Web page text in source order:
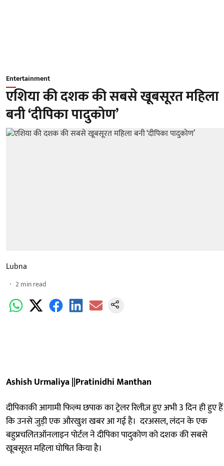
Entertainment
एशिया की दशक की सबसे खूबसूरत महिला
बनी ‘दीपिका पादुकोण’
Lubna
2min read
Ashish Urmaliya ||Pratinidhi Manthan
दीपिकाकी आगामी फिल्म छपाक का ट्रेलर रिलीज़ हुए अभी 3 दिन ही हुए हैं
कि उनसे जुड़ी एक औरखुश खबर आ गई है। दरअसल, लंदन के एक
बहुप्रचलितऑनलाइन पोर्टल ने दीपिका पादुकोण को दशक की सबसे
खूबसूरत महिला घोषित किया है।